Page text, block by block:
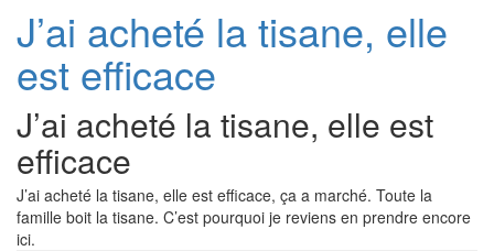
J’ai acheté la tisane, elle
est efficace
J’ai acheté la tisane, elle est
efficace
J’ai acheté la tisane, elle est efficace, ça a marché. Toute la
famille boit la tisane. C’est pourquoi je reviens en prendre encore
ici.